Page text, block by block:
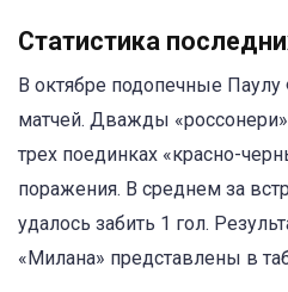
Статистика
В октябре подопечные
матчей. Дважды
трех поединках «красно-
поражения. В среднем за
удалось забить 1 гол.
«Милана» представлены в